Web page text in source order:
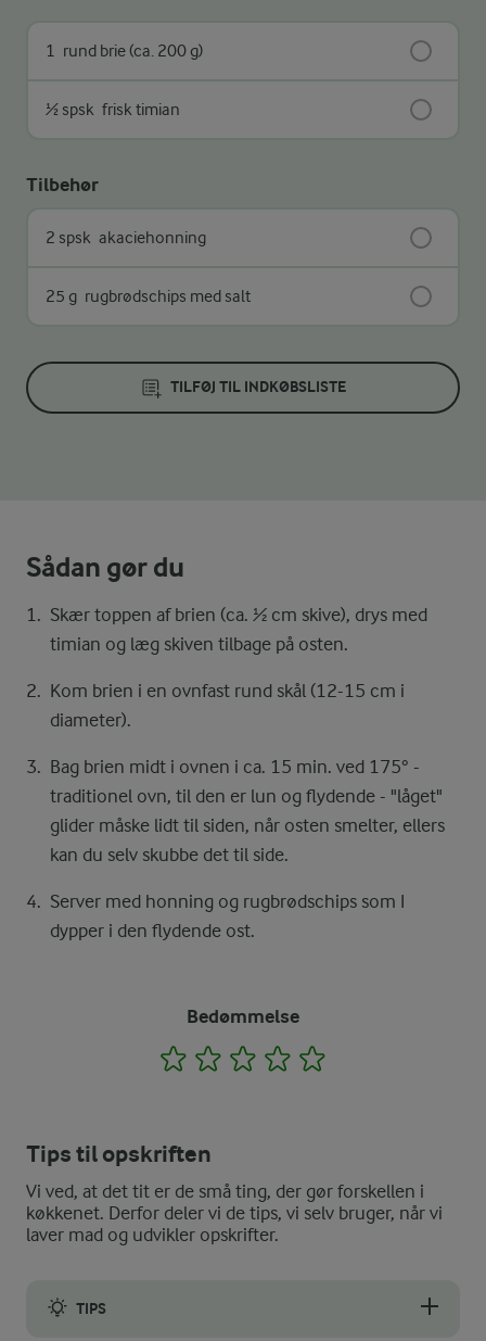
1 rund brie (ca. 200 g)
½ spsk frisk timian
Tilbehør
2 spsk akaciehonning
25 g rugbrødschips med salt
TILFØJ TIL INDKØBSLISTE
Sådan gør du
Skær toppen af brien (ca. ½ cm skive), drys med
timian og læg skiven tilbage på osten.
Kom brien i en ovnfast rund skål (12-15 cm i
diameter).
Bag brien midt i ovnen i ca. 15 min. ved 175° -
traditionel ovn, til den er lun og flydende - "låget"
glider måske lidt til siden, når osten smelter, ellers
kan du selv skubbe det til side.
Server med honning og rugbrødschips som I
dypper i den flydende ost.
Bedømmelse
1 2 3 4
Tips til opskriften
Vi ved, at det tit er de små ting, der gør forskellen i
køkkenet. Derfor deler vi de tips, vi selv bruger, når vi
laver mad og udvikler opskrifter.
TIPS